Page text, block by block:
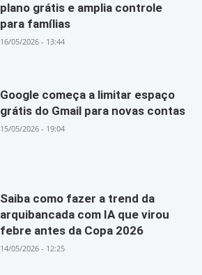
plano grátis e amplia controle
para famílias
16/05/2026 - 13:44
Google começa a limitar espaço
grátis do Gmail para novas contas
15/05/2026 - 19:04
Saiba como fazer a trend da
arquibancada com IA que virou
febre antes da Copa 2026
14/05/2026 - 12:25